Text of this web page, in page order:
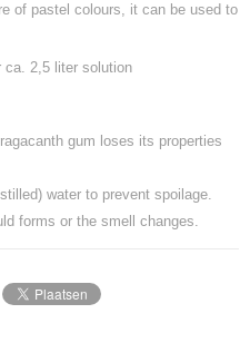
of pastel colours, it can be used to
ca. 2,5 liter solution
gum loses its properties
water to prevent spoilage.
forms or the smell changes.